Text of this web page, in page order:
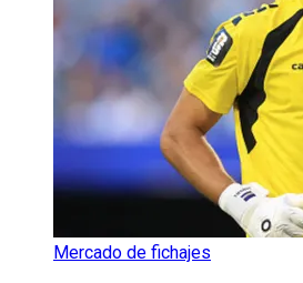
Mercado de fichajes